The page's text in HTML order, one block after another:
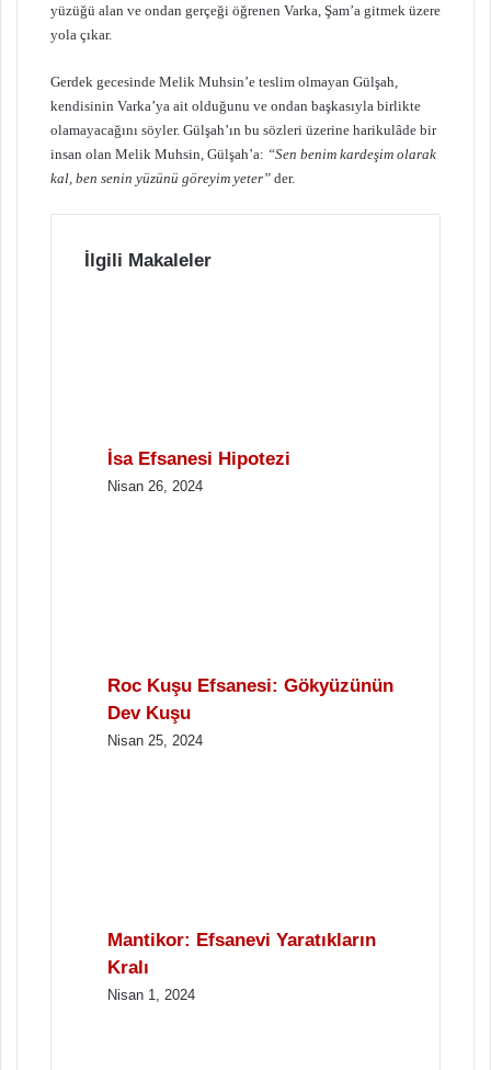
yüzüğü alan ve ondan gerçeği öğrenen Varka, Şam’a gitmek üzere
yola çıkar.
Gerdek gecesinde Melik Muhsin’e teslim olmayan Gülşah,
kendisinin Varka’ya ait olduğunu ve ondan başkasıyla birlikte
olamayacağını söyler. Gülşah’ın bu sözleri üzerine harikulâde bir
insan olan Melik Muhsin, Gülşah’a: “Sen benim kardeşim olarak
kal, ben senin yüzünü göreyim yeter” der.
İlgili Makaleler
İsa Efsanesi Hipotezi
Nisan 26, 2024
Roc Kuşu Efsanesi: Gökyüzünün
Dev Kuşu
Nisan 25, 2024
Mantikor: Efsanevi Yaratıkların
Kralı
Nisan 1, 2024